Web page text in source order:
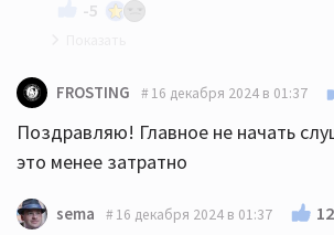
-5
уважаемый СтереоМан - всё
😎
FROSTING 16 декабря 2024 в 01:37
Поздравляю! Главное не начать
это менее затратно
sema 16 декабря 2024 в 01:37 12